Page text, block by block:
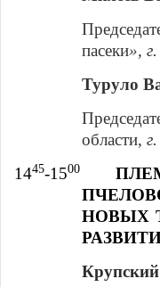
пасеки»,
Туруло
области,
1445-1500
НОВЫХ